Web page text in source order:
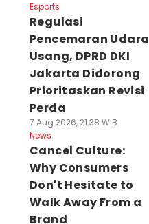
Esports
Regulasi
Pencemaran Udara
Usang, DPRD DKI
Jakarta Didorong
Prioritaskan Revisi
Perda
7 Aug 2026, 21:38 WIB
News
Cancel Culture:
Why Consumers
Don't Hesitate to
Walk Away From a
Brand